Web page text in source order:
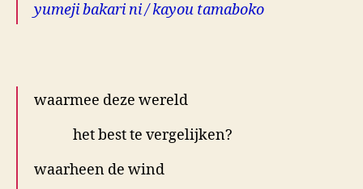
yumeji bakari ni / kayou tamaboko
waarmee deze wereld
het best te vergelijken?
waarheen de wind